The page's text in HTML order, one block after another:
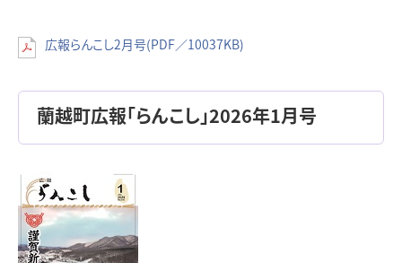
広報らんこし2月号(PDF／10037KB)
蘭越町広報「らんこし」2026年1月号